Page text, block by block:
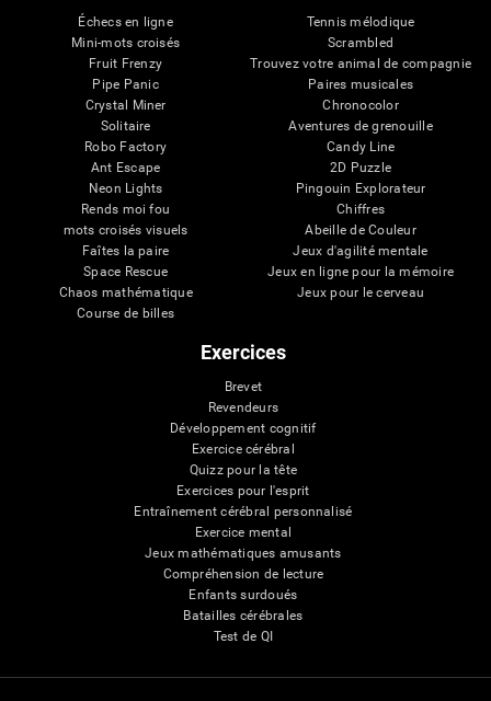
Échecs en ligne
Mini-mots croisés
Fruit Frenzy
Pipe Panic
Crystal Miner
Solitaire
Robo Factory
Ant Escape
Neon Lights
Rends moi fou
mots croisés visuels
Faîtes la paire
Space Rescue
Chaos mathématique
Course de billes
Tennis mélodique
Scrambled
Trouvez votre animal de compagnie
Paires musicales
Chronocolor
Aventures de grenouille
Candy Line
2D Puzzle
Pingouin Explorateur
Chiffres
Abeille de Couleur
Jeux d'agilité mentale
Jeux en ligne pour la mémoire
Jeux pour le cerveau
Exercices
Brevet
Revendeurs
Développement cognitif
Exercice cérébral
Quizz pour la tête
Exercices pour l'esprit
Entraînement cérébral personnalisé
Exercice mental
Jeux mathématiques amusants
Compréhension de lecture
Enfants surdoués
Batailles cérébrales
Test de QI